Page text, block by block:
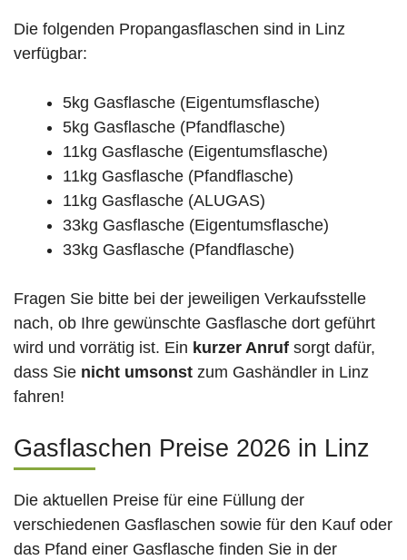
Die folgenden Propangasflaschen sind in Linz
verfügbar:
5kg Gasflasche (Eigentumsflasche)
5kg Gasflasche (Pfandflasche)
11kg Gasflasche (Eigentumsflasche)
11kg Gasflasche (Pfandflasche)
11kg Gasflasche (ALUGAS)
33kg Gasflasche (Eigentumsflasche)
33kg Gasflasche (Pfandflasche)
Fragen Sie bitte bei der jeweiligen Verkaufsstelle
nach, ob Ihre gewünschte Gasflasche dort geführt
wird und vorrätig ist. Ein kurzer Anruf sorgt dafür,
dass Sie nicht umsonst zum Gashändler in Linz
fahren!
Gasflaschen Preise 2026 in Linz
Die aktuellen Preise für eine Füllung der
verschiedenen Gasflaschen sowie für den Kauf oder
das Pfand einer Gasflasche finden Sie in der